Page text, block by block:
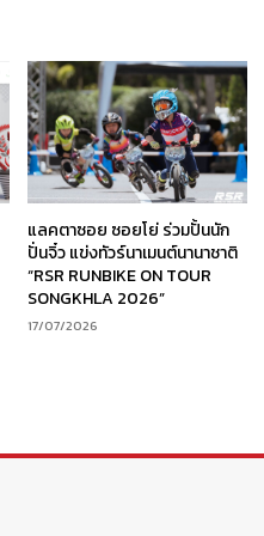
แลคตาซอย ซอยโย่ ร่วมปั้นนัก
ปั่นจิ๋ว แข่งทัวร์นาเมนต์นานาชาติ
“RSR RUNBIKE ON TOUR
SONGKHLA 2026”
17/07/2026